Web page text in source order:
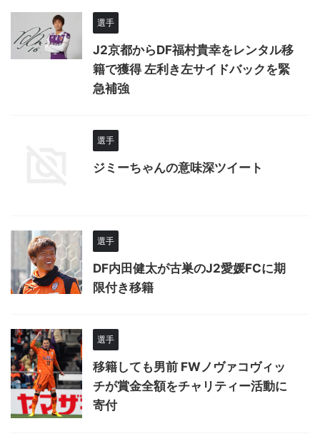
選手
J2京都からDF福村貴幸をレンタル移
籍で獲得 左利き左サイドバックを緊
急補強
選手
ジミーちゃんの意味深ツイート
選手
DF内田健太が古巣のJ2愛媛FCに期
限付き移籍
選手
移籍しても男前 FWノヴァコヴィッ
チが賞金全額をチャリティー活動に
寄付